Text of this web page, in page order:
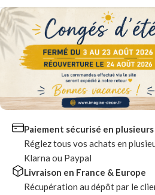
Paiement sécurisé en
Réglez tous vos achats en
Klarna ou Paypal
Livraison en France & Europe
Récupération au dépôt par le